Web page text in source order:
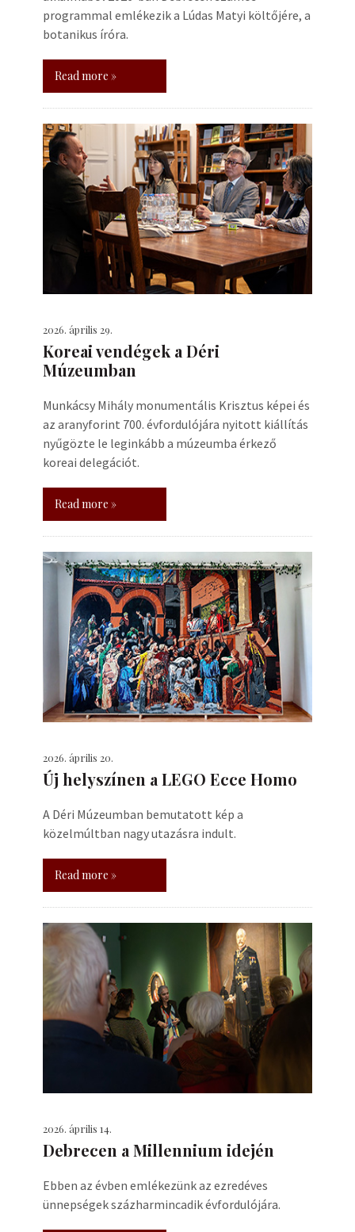
programmal emlékezik a Lúdas Matyi költőjére, a
botanikus íróra.
Read more »
2026. április 29.
Koreai vendégek a Déri
Múzeumban
Munkácsy Mihály monumentális Krisztus képei és
az aranyforint 700. évfordulójára nyitott kiállítás
nyűgözte le leginkább a múzeumba érkező
koreai delegációt.
Read more »
2026. április 20.
Új helyszínen a LEGO Ecce Homo
A Déri Múzeumban bemutatott kép a
közelmúltban nagy utazásra indult.
Read more »
2026. április 14.
Debrecen a Millennium idején
Ebben az évben emlékezünk az ezredéves
ünnepségek százharmincadik évfordulójára.